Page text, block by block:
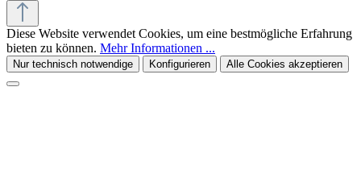
Diese Website verwendet Cookies, um eine bestmögliche Erfahrung
bieten zu können. Mehr Informationen ...
Nur technisch notwendige Konfigurieren Alle Cookies akzeptieren